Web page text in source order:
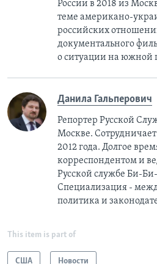
России в 2018 из
теме американо-
российских
документального
о ситуации на южной
Данила Гальперович
Репортер Русской
Москве.
2012 года. Долгое
корреспондентом и
Русской службе Би-
Специализация -
политика и
This item is part of
США Новости